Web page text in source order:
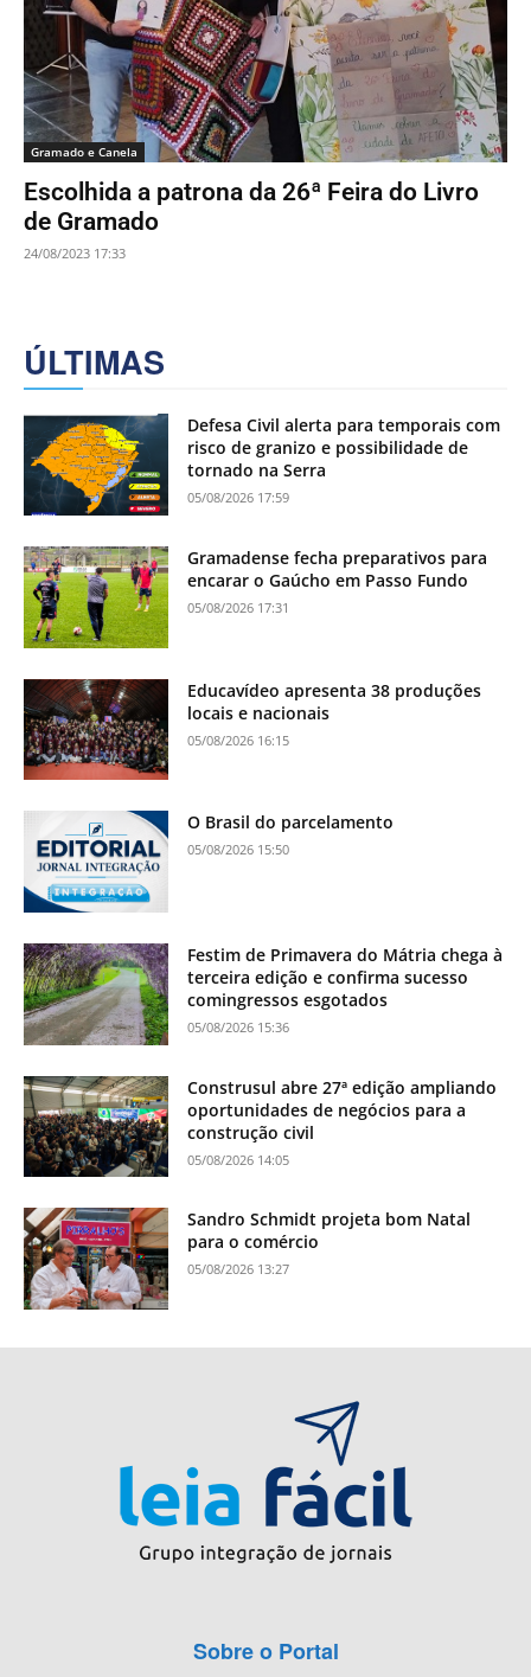
Gramado e Canela
Escolhida a patrona da 26ª Feira do Livro
de Gramado
24/08/2023 17:33
ÚLTIMAS
Defesa Civil alerta para temporais com
risco de granizo e possibilidade de
tornado na Serra
05/08/2026 17:59
Gramadense fecha preparativos para
encarar o Gaúcho em Passo Fundo
05/08/2026 17:31
Educavídeo apresenta 38 produções
locais e nacionais
05/08/2026 16:15
O Brasil do parcelamento
05/08/2026 15:50
Festim de Primavera do Mátria chega à
terceira edição e confirma sucesso
comingressos esgotados
05/08/2026 15:36
Construsul abre 27ª edição ampliando
oportunidades de negócios para a
construção civil
05/08/2026 14:05
Sandro Schmidt projeta bom Natal
para o comércio
05/08/2026 13:27
Sobre o Portal